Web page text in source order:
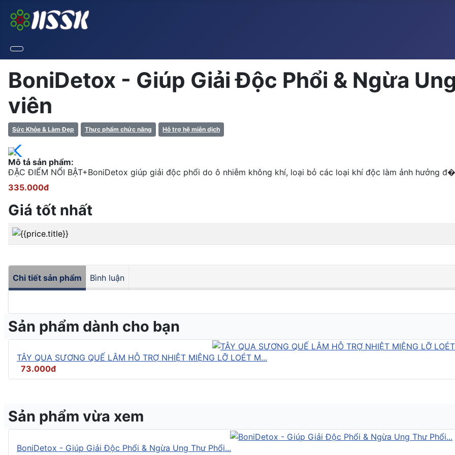
BoniDetox - Giúp Giải Độc Phổi & Ngừa
viên
Sức Khỏe & Làm Đẹp Thực phẩm chức năng Hỗ trợ hệ miễn dịch
Mô tả sản phẩm:
ĐẶC ĐIỂM NỔI BẬT+BoniDetox giúp giải độc phổi do ô nhiễm không khí, loại bỏ các loại khí độc làm ảnh hưởng đ�
335.000đ
Giá tốt nhất
Chi tiết sản phẩm Bình luận
Sản phẩm dành cho bạn
TÂY QUA SƯƠNG QUẾ LÂM HỖ TRỢ NHIỆT MIỆNG LỠ LOÉT M...
73.000đ
Sản phẩm vừa xem
BoniDetox - Giúp Giải Độc Phổi & Ngừa Ung Thư Phổi...